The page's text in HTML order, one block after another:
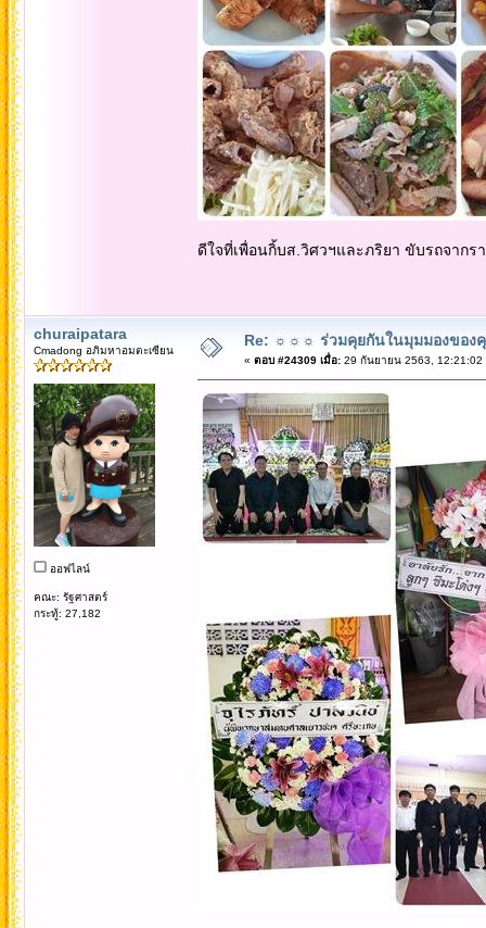
ดีใจที่เพื่อนกิ้บส.วิศวฯและภริยา ขับรถจากร
churaipatara
Cmadong อภิมหาอมตะเซียน
ออฟไลน์
คณะ: รัฐศาสตร์
กระทู้: 27,182
Re: ☼☼☼ ร่วมคุยกันในมุมมองของ
« ตอบ #24309 เมื่อ:29 กันยายน 2563, 12:21:02